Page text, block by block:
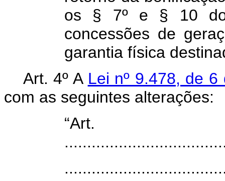
os § 7º e § 10 do
concessões de
garantia física
Art. 4º A Lei nº 9.478, de
com as seguintes alterações: